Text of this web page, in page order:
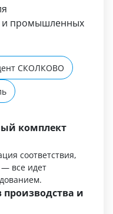
и промышленных
СКОЛКОВО
комплект
соответствия,
все идет
производства и